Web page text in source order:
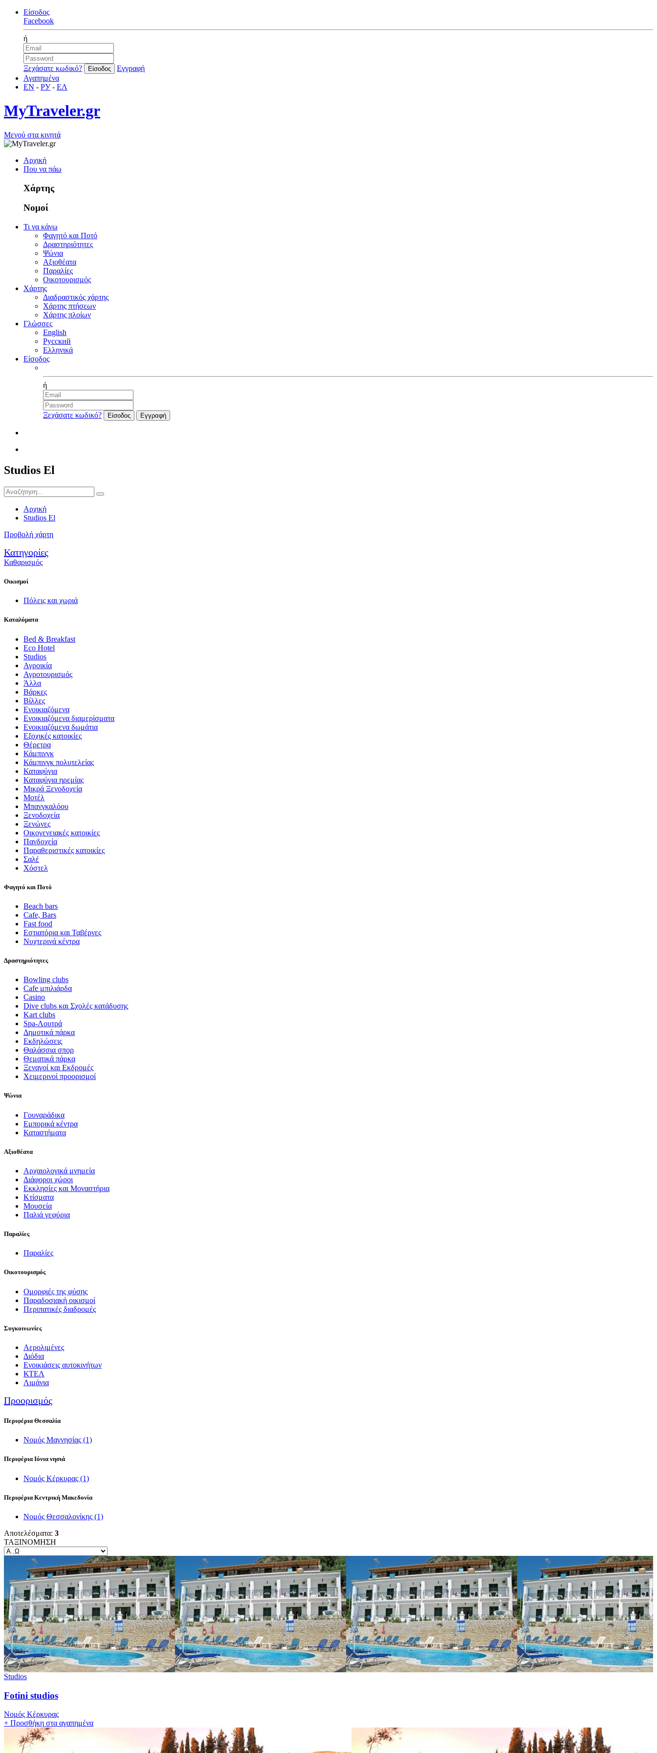
Είσοδος
Facebook
ή
Ξεχάσατε κωδικό?
Εγγραφή
Αγαπημένα
EN - РУ- ΕΛ
MyTraveler.gr
Μενού στα κινητά
Αρχική
Που να πάω
Χάρτης
Νομοί
Τι να κάνω
Φαγητό και Ποτό
Δραστηριότητες
Ψώνια
Αξιοθέατα
Παραλίες
Οικοτουρισμός
Χάρτης
Διαδραστικός χάρτης
Χάρτης πτήσεων
Χάρτης πλοίων
Γλώσσες
English
Русский
Ελληνικά
Είσοδος
ή
Ξεχάσατε κωδικό?
Studios El
Αρχική
Studios El
Προβολή χάρτη
Κατηγορίες
Καθαρισμός
Οικισμοί
Πόλεις και χωριά
Καταλύματα
Bed & Breakfast
Eco Hotel
Studios
Αγροικία
Αγροτουρισμός
Άλλα
Βάρκες
Βίλλες
Ενοικιαζόμενα
Ενοικιαζόμενα διαμερίσματα
Ενοικιαζόμενα δωμάτια
Εξοχικές κατοικίες
Θέρετρα
Κάμπινγκ
Κάμπινγκ πολυτελείας
Καταφύγια
Καταφύγια ηρεμίας
Μικρά Ξενοδοχεία
Μοτέλ
Μπανγκαλόου
Ξενοδοχεία
Ξενώνες
Οικογενειακές κατοικίες
Πανδοχεία
Παραθεριστικές κατοικίες
Σαλέ
Χόστελ
Φαγητό και Ποτό
Beach bars
Cafe, Bars
Fast food
Εστιατόρια και Ταβέρνες
Νυχτερινά κέντρα
Δραστηριότητες
Bowling clubs
Cafe μπιλιάρδα
Casino
Dive clubs και Σχολές κατάδυσης
Kart clubs
Spa-Λουτρά
Δημοτικά πάρκα
Εκδηλώσεις
Θαλάσσια σπορ
Θεματικά πάρκα
Ξεναγοί και Εκδρομές
Χειμερινοί προορισμοί
Ψώνια
Γουναράδικα
Εμπορικά κέντρα
Καταστήματα
Αξιοθέατα
Αρχαιολογικά μνημεία
Διάφοροι χώροι
Εκκλησίες και Μοναστήρια
Κτίσματα
Μουσεία
Παλιά γεφύρια
Παραλίες
Παραλίες
Οικοτουρισμός
Ομορφιές της φύσης
Παραδοσιακή οικισμοί
Περιπατικές διαδρομές
Συγκοινωνίες
Αερολιμένες
Διόδια
Ενοικιάσεις αυτοκινήτων
ΚΤΕΛ
Λιμάνια
Προορισμός
Περιφέρια Θεσσαλία
Νομός Μαγνησίας (1)
Περιφέρια Ιόνια νησιά
Νομός Κέρκυρας (1)
Περιφέρια Κεντρική Μακεδονία
Νομός Θεσσαλονίκης (1)
Αποτελέσματα: 3
ΤΑΞΙΝΟΜΗΣΗ
Studios
Fotini studios
Νομός Κέρκυρας
+ Προσθήκη στα αγαπημένα